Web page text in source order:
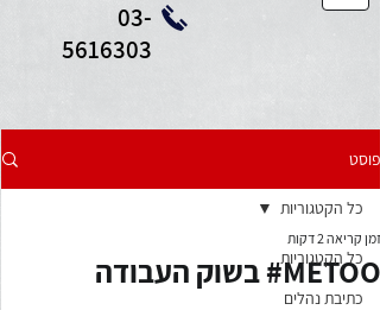
03-
5616303
פוסט
כל הקטגוריות
כתיבת נהלים
כל הקטגוריות
METOO# בשוק העבודה
זמן קריאה 2 דקות